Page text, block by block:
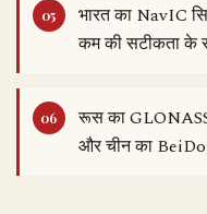
भारत का NavIC
कम की सटीकता के
रूस का
और चीन का